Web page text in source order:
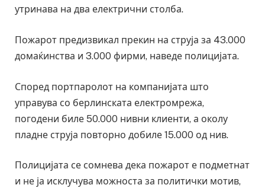
утринава на два електрични столба.
Пожарот предизвикал прекин на струја за 43.000
домаќинства и 3.000 фирми, наведе полицијата.
Според портпаролот на компанијата што
управува со берлинската електромрежа,
погодени биле 50.000 нивни клиенти, а околу
пладне струја повторно добиле 15.000 од нив.
Полицијата се сомнева дека пожарот е подметнат
и не ја исклучува можноста за политички мотив,